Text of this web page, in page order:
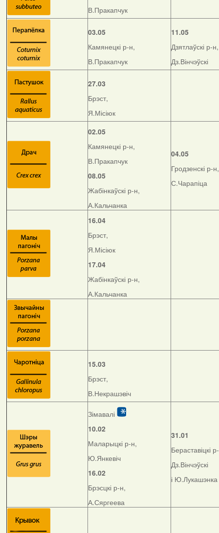
В.Пракапчук
03.05
Камянецкі р-н,
В.Пракапчук
11.05
Дзятлаўскі р-н,
Дз.Вінчэўскі
27.03
Брэст,
Я.Місіюк
02.05
Камянецкі р-н,
В.Пракапчук
08.05
Жабінкаўскі р-н,
А.Кальчанка
04.05
Гродзенскі р-н,
С.Чарапіца
16.04
Брэст,
Я.Місіюк
17.04
Жабінкаўскі р-н,
А.Кальчанка
15.03
Брэст,
В.Некрашэвіч
Зімавалі
10.02
Маларыцкі р-н,
Ю.Янкевіч
16.02
Брэсцкі р-н,
А.Сяргеева
31.01
Бераставіцкі
Дз.Вінчэўскі
і Ю.Лукашэнка